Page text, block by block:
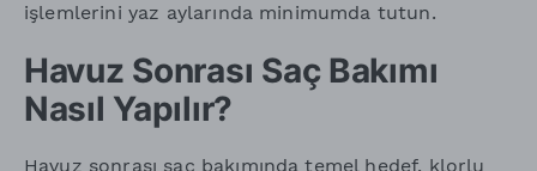
işlemlerini yaz aylarında minimumda tutun.
Havuz Sonrası Saç Bakımı
Nasıl Yapılır?
Havuz sonrası saç bakımında temel hedef, klorlu